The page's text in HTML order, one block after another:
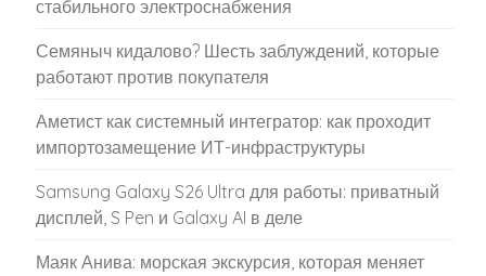
стабильного электроснабжения
Семяныч кидалово? Шесть заблуждений, которые
работают против покупателя
Аметист как системный интегратор: как проходит
импортозамещение ИТ-инфраструктуры
Samsung Galaxy S26 Ultra для работы: приватный
дисплей, S Pen и Galaxy AI в деле
Маяк Анива: морская экскурсия, которая меняет